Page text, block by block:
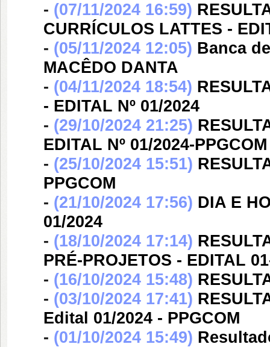
- (07/11/2024 16:59)
CURRÍCULOS LATTES -
- (05/11/2024 12:05) Banca
MACÊDO DANTA
- (04/11/2024 18:54)
- EDITAL Nº 01/2024
- (29/10/2024 21:25)
EDITAL Nº 01/2024-PPGCOM
- (25/10/2024 15:51)
PPGCOM
- (21/10/2024 17:56) DIA E
01/2024
- (18/10/2024 17:14)
PRÉ-PROJETOS - EDITAL
- (16/10/2024 15:48)
- (03/10/2024 17:41)
Edital 01/2024 - PPGCOM
- (01/10/2024 15:49)